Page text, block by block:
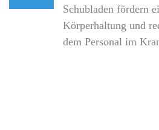
Schubladen fördern
Körperhaltung und
dem Personal im